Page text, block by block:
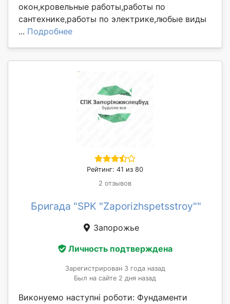
окон,кровельные работы,работы по
сантехнике,работы по электрике,любые виды
... Подробнее
Рейтинг: 41 из 80
2 отзывов
Бригада "SPK "Zaporizhspetsstroy""
Запорожье
Личность подтверждена
Зарегистрирован 3 года назад
Был на сайте 2 дня назад
Виконуемо наступні роботи: Фундаменти